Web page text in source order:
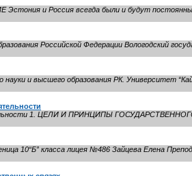
и Россия всегда были и будут
Российской Федерации Вологодский
и высшего образования РК. Университет
1. ЦЕЛИ И ПРИНЦИПЫ
10“Б” класса лицея №486 Зайцева Елена